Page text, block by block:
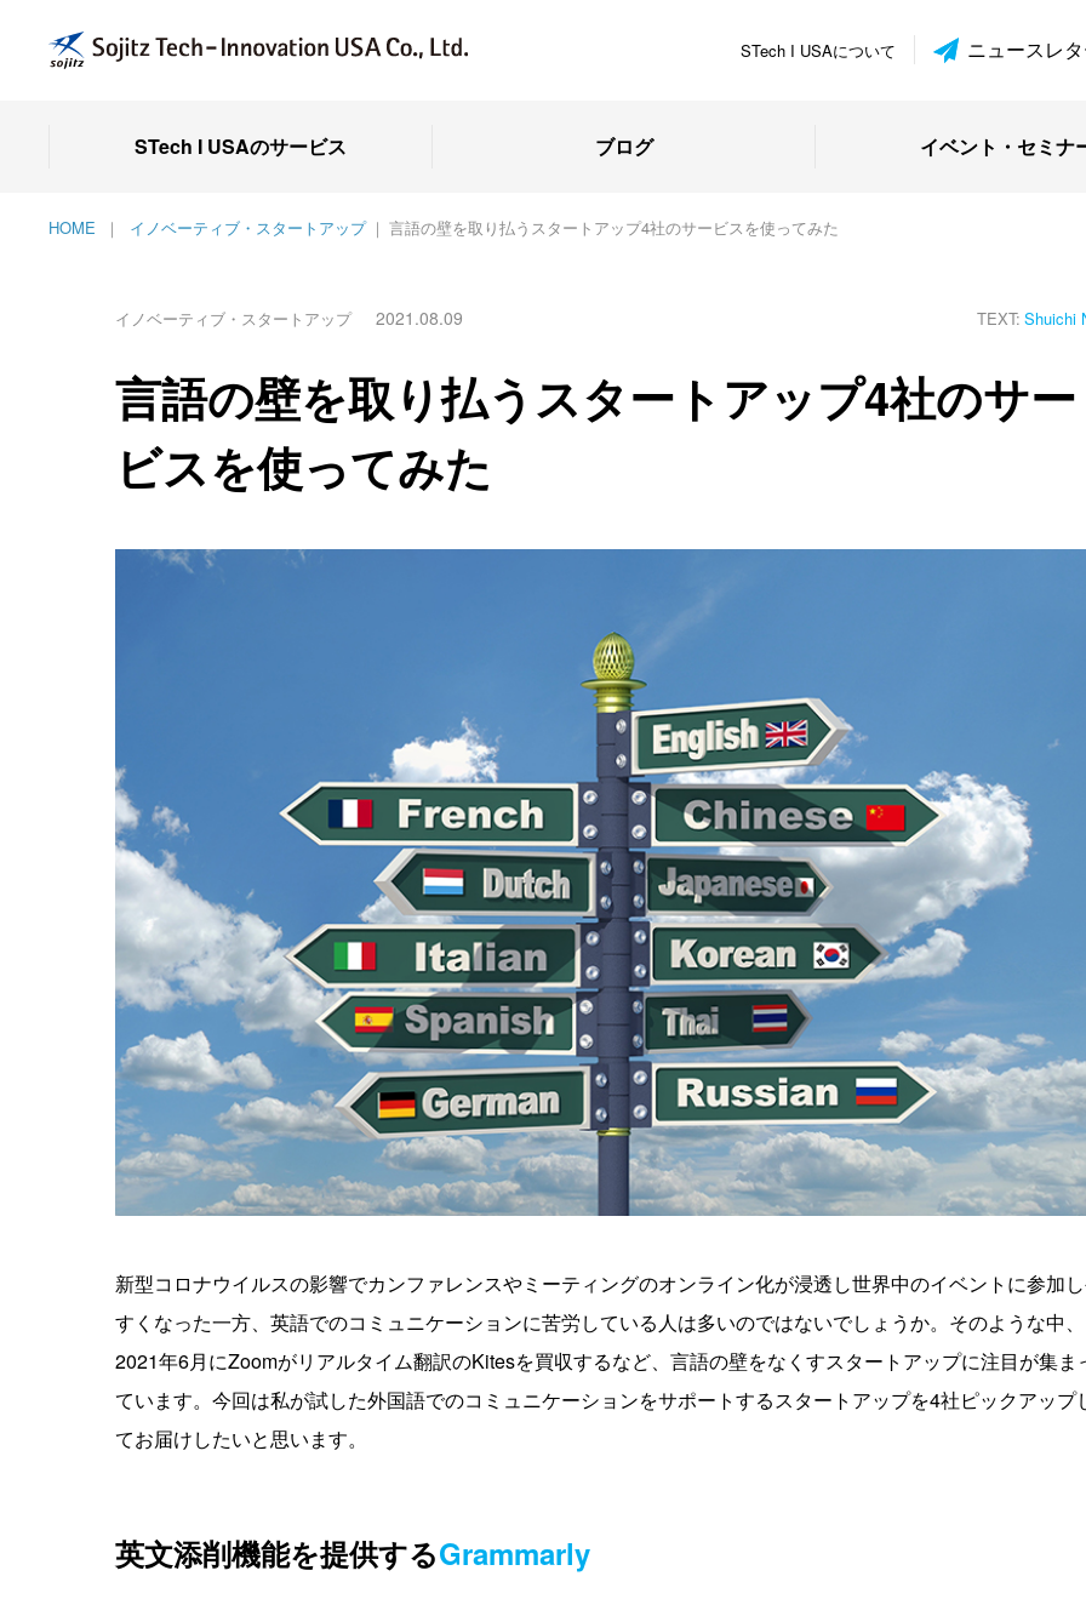
STech I USAについて ニュースレ
STech I USAのサービス ブログ イベント・セミナ
HOME イノベーティブ・スタートアップ 言語の壁を取り払うスタートアップ4社のサービスを使ってみた
イノベーティブ・スタートアップ 2021.08.09 TEXT: Shuichi
言語の壁を取り払うスタートアップ4社のサー
ビスを使ってみた
新型コロナウイルスの影響でカンファレンスやミーティングのオンライン化が浸透し世界中のイベントに参加
すくなった一方、英語でのコミュニケーションに苦労している人は多いのではないでしょうか。そのような中、
2021年6月にZoomがリアルタイム翻訳のKitesを買収するなど、言語の壁をなくすスタートアップに注目が集ま
ています。今回は私が試した外国語でのコミュニケーションをサポートするスタートアップを4社ピックアップ
てお届けしたいと思います。
英文添削機能を提供するGrammarly